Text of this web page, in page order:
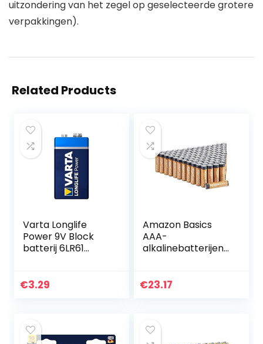
uitzondering van het zegel op geselecteerde grotere
verpakkingen).
Related Products
Varta Longlife
Power 9V Block
batterij 6LR61
Batterijen – ideaal
€3.29
Amazon Basics
AAA-
alkalinebatterijen
stuks)
€23.17